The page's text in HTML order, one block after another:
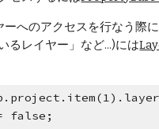
へのアクセスを行なう際
るレイヤー」など...)には
false;